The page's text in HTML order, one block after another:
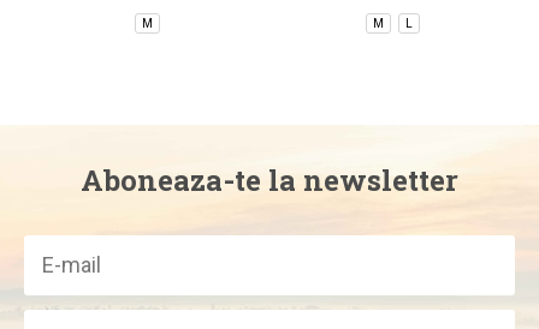
M M
Aboneaza-te la newsletter